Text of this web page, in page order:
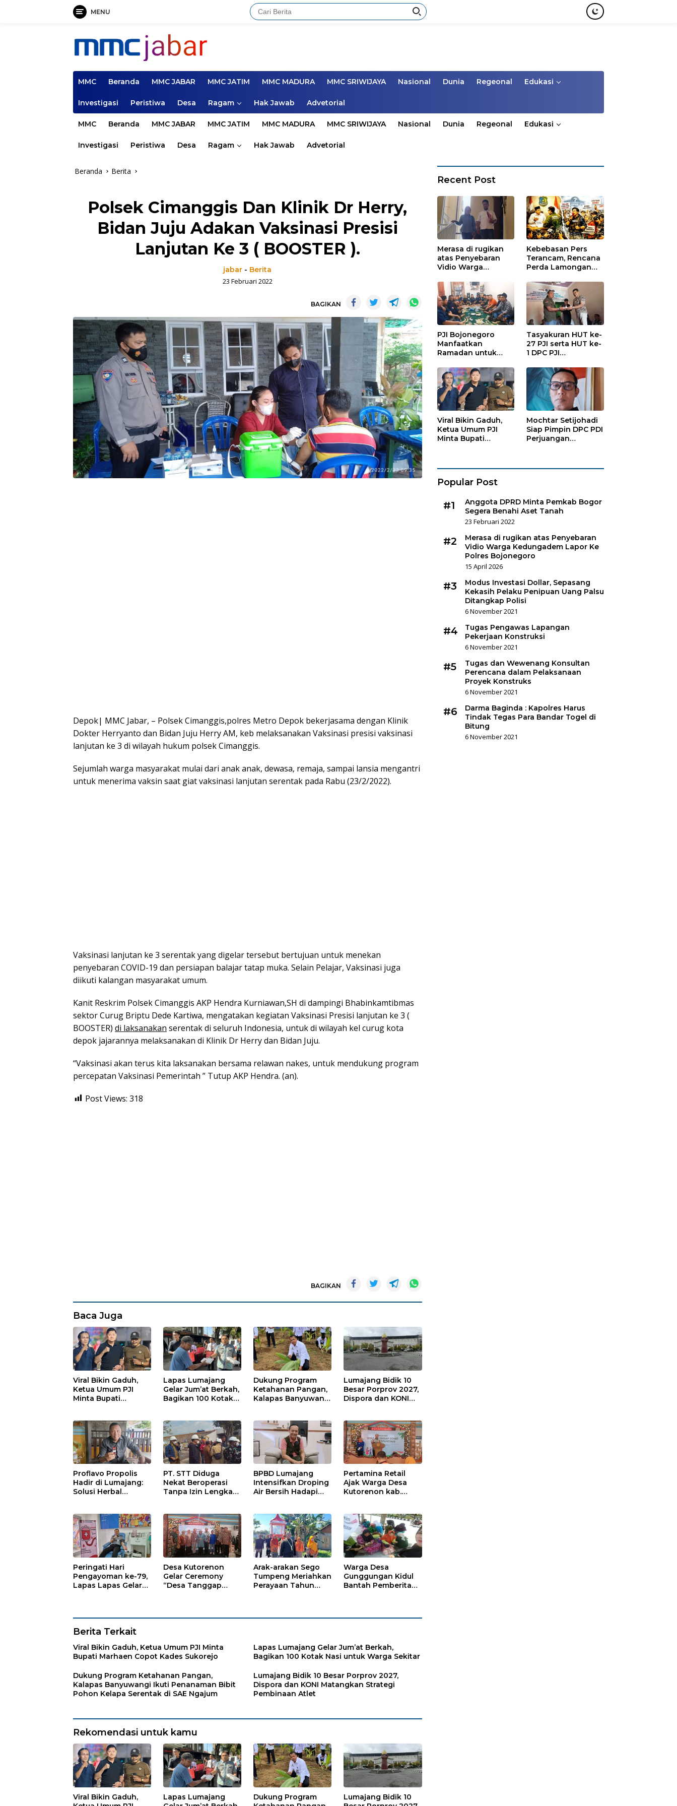
MENU
MMC Beranda MMC JABAR MMC JATIM MMC MADURA MMC SRIWIJAYA Nasional Dunia Regeonal Edukasi
Investigasi Peristiwa Desa Ragam Hak Jawab Advetorial
MMC Beranda MMC JABAR MMC JATIM MMC MADURA MMC SRIWIJAYA Nasional Dunia Regeonal Edukasi
Investigasi Peristiwa Desa Ragam Hak Jawab Advetorial
Beranda Berita
Polsek Cimanggis Dan Klinik Dr Herry,
Bidan Juju Adakan Vaksinasi Presisi
Lanjutan Ke 3 ( BOOSTER ).
jabar - Berita
23 Februari 2022
BAGIKAN
Depok| MMC Jabar, – Polsek Cimanggis,polres Metro Depok bekerjasama dengan Klinik
Dokter Herryanto dan Bidan Juju Herry AM, keb melaksanakan Vaksinasi presisi vaksinasi
lanjutan ke 3 di wilayah hukum polsek Cimanggis.
Sejumlah warga masyarakat mulai dari anak anak, dewasa, remaja, sampai lansia mengantri
untuk menerima vaksin saat giat vaksinasi lanjutan serentak pada Rabu (23/2/2022).
Vaksinasi lanjutan ke 3 serentak yang digelar tersebut bertujuan untuk menekan
penyebaran COVID-19 dan persiapan balajar tatap muka. Selain Pelajar, Vaksinasi juga
diikuti kalangan masyarakat umum.
Kanit Reskrim Polsek Cimanggis AKP Hendra Kurniawan,SH di dampingi Bhabinkamtibmas
sektor Curug Briptu Dede Kartiwa, mengatakan kegiatan Vaksinasi Presisi lanjutan ke 3 (
BOOSTER) di laksanakan serentak di seluruh Indonesia, untuk di wilayah kel curug kota
depok jajarannya melaksanakan di Klinik Dr Herry dan Bidan Juju.
“Vaksinasi akan terus kita laksanakan bersama relawan nakes, untuk mendukung program
percepatan Vaksinasi Pemerintah ” Tutup AKP Hendra. (an).
Post Views: 318
BAGIKAN
Baca Juga
Viral Bikin Gaduh,
Ketua Umum PJI
Minta Bupati
Lapas Lumajang
Gelar Jum’at Berkah,
Bagikan 100 Kotak
Dukung Program
Ketahanan Pangan,
Kalapas Banyuwangi
Serentak di SAE
Ngajum
Lumajang Bidik 10
Besar Porprov 2027,
Dispora dan KONI
Proflavo Propolis
Hadir di Lumajang:
Solusi Herbal
Kesehatan
Masyarakat
PT. STT Diduga
Nekat Beroperasi
Tanpa Izin Lengkap,
BPBD Lumajang
Intensifkan Droping
Air Bersih Hadapi
Pertamina Retail
Ajak Warga Desa
Kutorenon kab.
Tanggap Keadaan
Gawat Darurat
Peringati Hari
Pengayoman ke-79,
Lapas Lapas Gelar
Desa Kutorenon
Gelar Ceremony
“Desa Tanggap
Arak-arakan Sego
Tumpeng Meriahkan
Perayaan Tahun
Warga Desa
Gunggungan Kidul
Bantah Pemberitaan
Berita Terkait
Viral Bikin Gaduh, Ketua Umum PJI Minta
Bupati Marhaen Copot Kades Sukorejo
Lapas Lumajang Gelar Jum’at Berkah,
Bagikan 100 Kotak Nasi untuk Warga Sekitar
Dukung Program Ketahanan Pangan,
Kalapas Banyuwangi Ikuti Penanaman Bibit
Pohon Kelapa Serentak di SAE Ngajum
Lumajang Bidik 10 Besar Porprov 2027,
Dispora dan KONI Matangkan Strategi
Pembinaan Atlet
Rekomendasi untuk kamu
Viral Bikin Gaduh,
Lapas Lumajang
Dukung Program
Lumajang Bidik 10
Recent Post
Merasa di rugikan
atas Penyebaran
Vidio Warga
Ke Polres
Bojonegoro
Kebebasan Pers
Terancam, Rencana
Perda Lamongan
PJI Bojonegoro
Manfaatkan
Ramadan untuk
Organisasi dan
Kebersamaan
Tasyakuran HUT ke-
27 PJI serta HUT ke-
1 DPC PJI
Hadiri Puluhan
Wartawan
Viral Bikin Gaduh,
Ketua Umum PJI
Minta Bupati
Mochtar Setijohadi
Siap Pimpin DPC PDI
Perjuangan
Popular Post
#1
Anggota DPRD Minta Pemkab Bogor
Segera Benahi Aset Tanah
23 Februari 2022
#2
Merasa di rugikan atas Penyebaran
Vidio Warga Kedungadem Lapor Ke
Polres Bojonegoro
15 April 2026
#3
Modus Investasi Dollar, Sepasang
Kekasih Pelaku Penipuan Uang Palsu
Ditangkap Polisi
6 November 2021
#4
Tugas Pengawas Lapangan
Pekerjaan Konstruksi
6 November 2021
#5
Tugas dan Wewenang Konsultan
Perencana dalam Pelaksanaan
Proyek Konstruks
6 November 2021
#6
Darma Baginda : Kapolres Harus
Tindak Tegas Para Bandar Togel di
Bitung
6 November 2021